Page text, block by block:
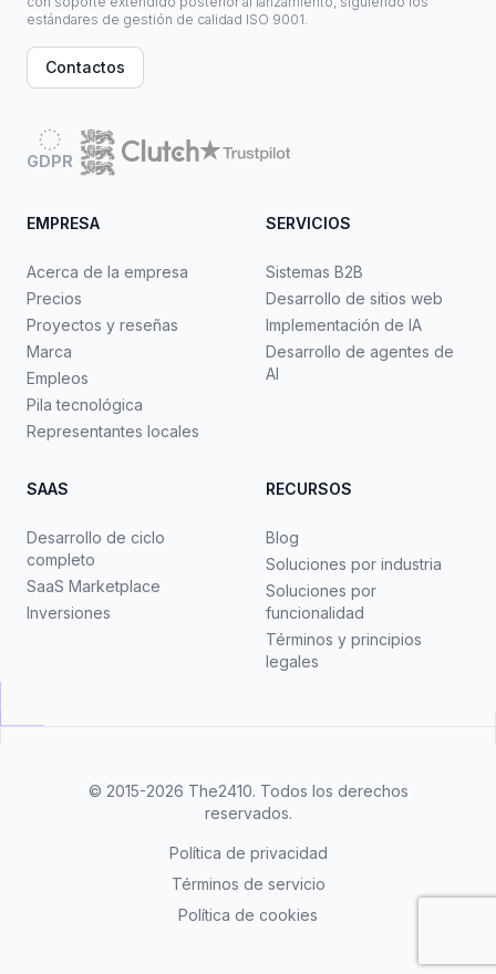
estándares de gestión de calidad ISO 9001.
Contactos
GDPR
EMPRESA
Acerca de la empresa
Precios
Proyectos y reseñas
Marca
Empleos
Pila tecnológica
Representantes locales
SERVICIOS
Sistemas B2B
Desarrollo de sitios web
Implementación de IA
Desarrollo de agentes de
AI
SAAS
Desarrollo de ciclo
completo
SaaS Marketplace
Inversiones
RECURSOS
Blog
Soluciones por industria
Soluciones por
funcionalidad
Términos y principios
legales
© 2015-2026 The2410. Todos los derechos
reservados.
Política de privacidad
Términos de servicio
Política de cookies